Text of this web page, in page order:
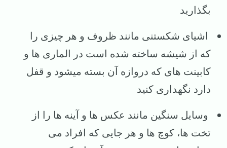
بگذارید
اشیای شکستنی مانند ظروف و هر چیزی را
که از شیشه ساخته شده است در الماری ها و
کابینت های که دروازه آن بسته میشود و قفل
دارد نگهداری کنید
وسایل سنگین مانند عکس ها و آینه ها را از
تخت ها، کوچ ها و هر جایی که افراد می